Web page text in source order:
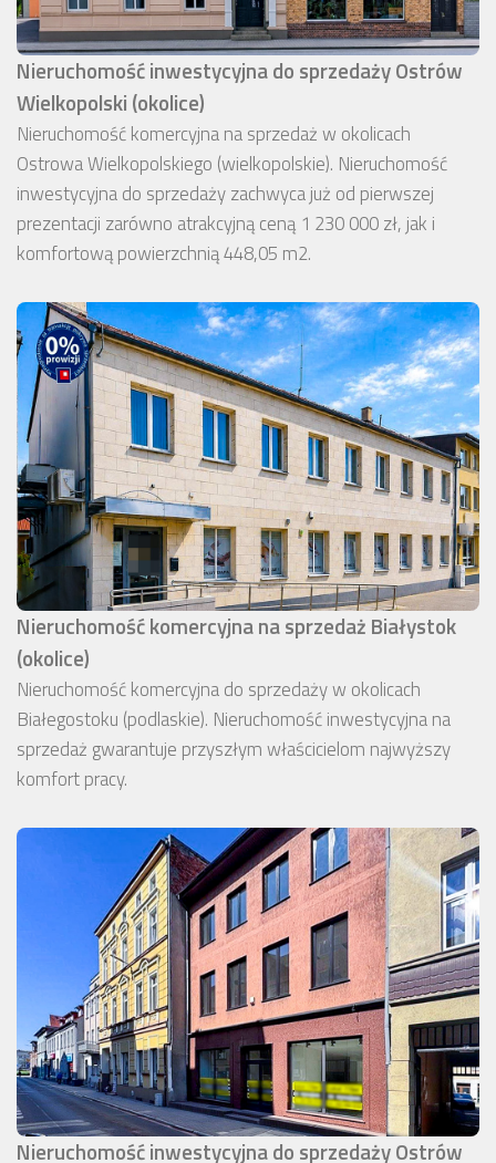
Nieruchomość inwestycyjna do sprzedaży Ostrów
Wielkopolski (okolice)
Nieruchomość komercyjna na sprzedaż w okolicach
Ostrowa Wielkopolskiego (wielkopolskie). Nieruchomość
inwestycyjna do sprzedaży zachwyca już od pierwszej
prezentacji zarówno atrakcyjną ceną 1 230 000 zł, jak i
komfortową powierzchnią 448,05 m2.
Nieruchomość komercyjna na sprzedaż Białystok
(okolice)
Nieruchomość komercyjna do sprzedaży w okolicach
Białegostoku (podlaskie). Nieruchomość inwestycyjna na
sprzedaż gwarantuje przyszłym właścicielom najwyższy
komfort pracy.
Nieruchomość inwestycyjna do sprzedaży Ostrów